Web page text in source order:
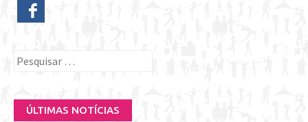
Pesquisar
ÚLTIMAS NOTÍCIAS